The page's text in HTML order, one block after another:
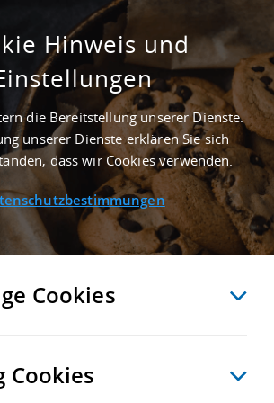
M² INDUSTRIEHALLE IN
AN DER AUTOBAHN A 8 -
/ Detailansicht
VERGLEICHEN EXPORT PDF
Hinweis und
die Bereitstellung unserer Dienste.
unserer Dienste erklären Sie sich
dass wir Cookies verwenden.
Cookies
Cookies